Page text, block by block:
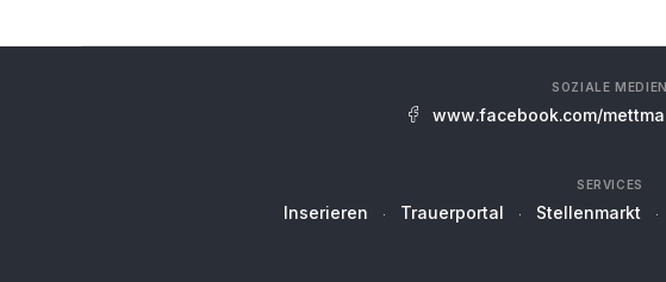
SOZIALE MEDIEN
www.facebook.com/
SERVICES
Inserieren Trauerportal Stellenmarkt